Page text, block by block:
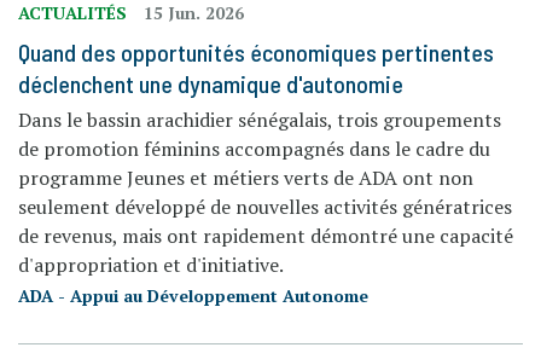
ACTUALITÉS 15 Jun. 2026
Quand des opportunités économiques pertinentes
déclenchent une dynamique d'autonomie
Dans le bassin arachidier sénégalais, trois groupements
de promotion féminins accompagnés dans le cadre du
programme Jeunes et métiers verts de ADA ont non
seulement développé de nouvelles activités génératrices
de revenus, mais ont rapidement démontré une capacité
d'appropriation et d'initiative.
ADA - Appui au Développement Autonome